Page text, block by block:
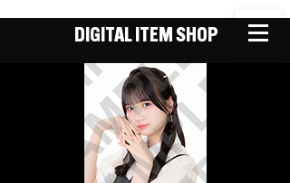
DIGITAL ITEM SHOP